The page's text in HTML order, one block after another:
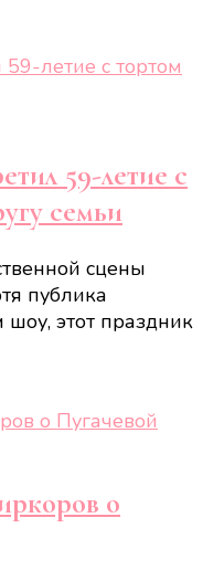
59-летие с
семьи
сцены
публика
этот праздник
о